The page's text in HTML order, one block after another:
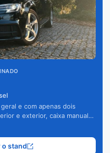
e com apenas dois
e exterior, caixa manual
o stand